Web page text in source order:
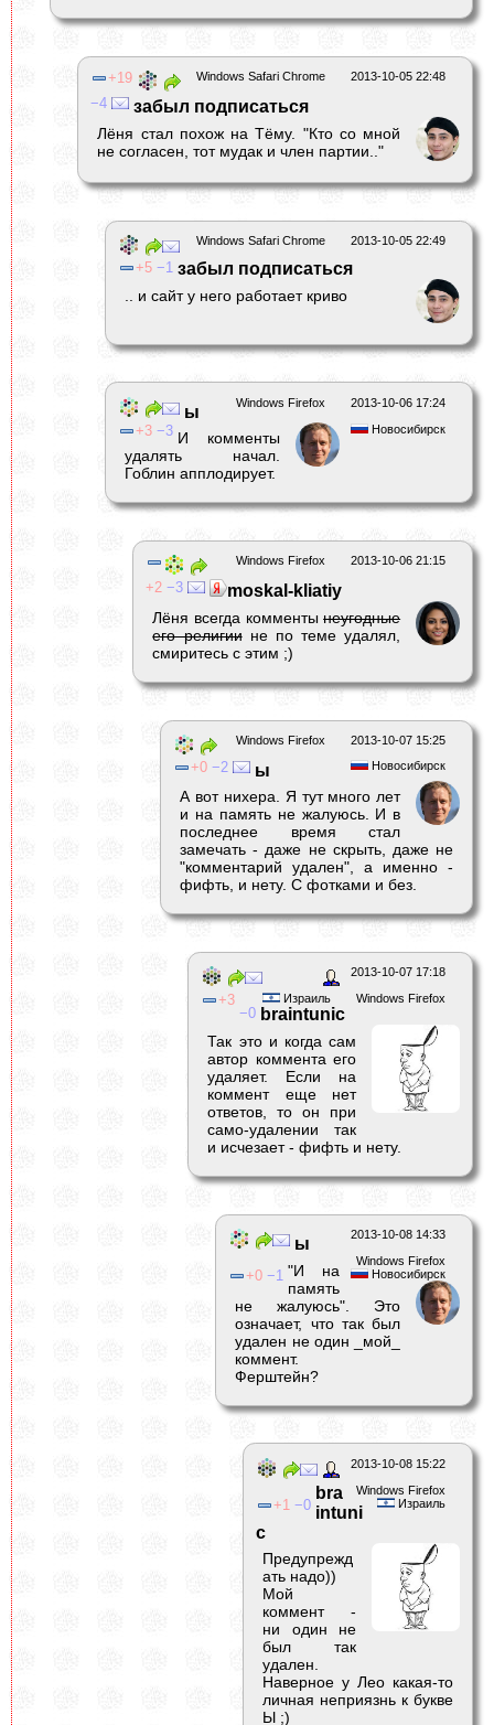
2013-10-05 22:48
Windows Safari Chrome
19
4
забыл подписаться
Лёня стал похож на Тёму. "Кто со мной
не согласен, тот мудак и член партии.."
2013-10-05 22:49
Windows Safari Chrome
5 1 забыл подписаться
.. и сайт у него работает криво
2013-10-06 17:24
Windows Firefox
Новосибирск
3 3
ы
И комменты
удалять начал.
Гоблин апплодирует.
2013-10-06 21:15
Windows Firefox
2 3 moskal-kliatiy
Лёня всегда комментынеугодные
его религиине по теме удалял,
смиритесь с этим ;)
2013-10-07 15:25
Windows Firefox
Новосибирск
0 2 ы
А вот нихера. Я тут много лет
и на память не жалуюсь. И в
последнее время стал
замечать - даже не скрыть, даже не
"комментарий удален", а именно -
фифть, и нету. С фотками и без.
2013-10-07 17:18
Windows Firefox
Израиль
3
0 braintunic
Так это и когда сам
автор коммента его
удаляет. Если на
коммент еще нет
ответов, то он при
само-удалении так
и исчезает - фифть и нету.
2013-10-08 14:33
Windows Firefox
Новосибирск
0 1
ы
"И на
память
не жалуюсь". Это
означает, что так был
удален не один _мой_
коммент.
Ферштейн?
2013-10-08 15:22
Windows Firefox
Израиль
1 0
bra
intuni
c
Предупрежд
ать надо))
Мой
коммент -
ни один не
был так
удален.
Наверное у Лео какая-то
личная неприязнь к букве
Ы ;)